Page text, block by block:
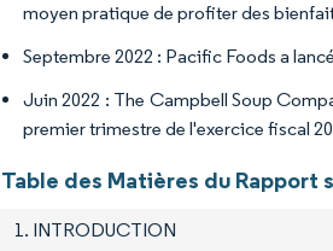
moyen pratique de profiter des
Septembre 2022 : Pacific Foods a
Juin 2022 : The Campbell Soup
premier trimestre de l'exercice fiscal
Table des Matières du Rapport
1. INTRODUCTION